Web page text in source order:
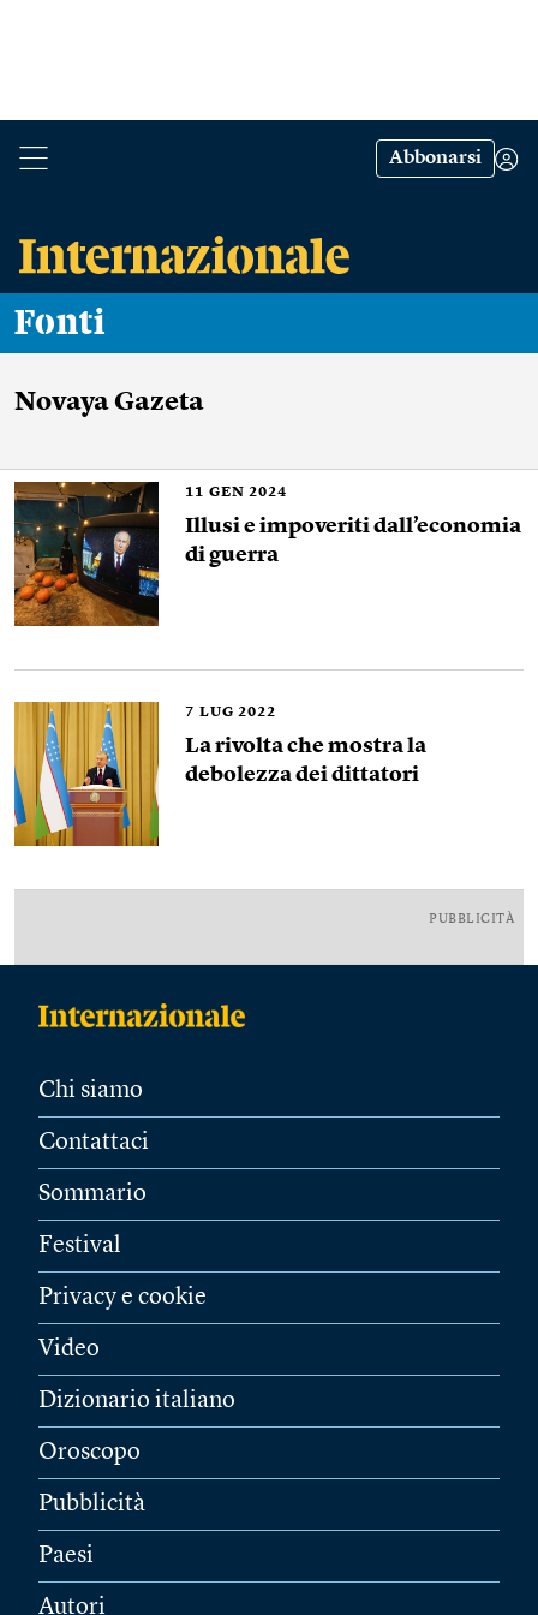
Abbonarsi
Fonti
Novaya Gazeta
11 GEN 2024
Illusi e impoveriti dall’economia
di guerra
7 LUG 2022
La rivolta che mostra la
debolezza dei dittatori
PUBBLICITÀ
Chi siamo
Contattaci
Sommario
Festival
Privacy e cookie
Video
Dizionario italiano
Oroscopo
Pubblicità
Paesi
Autori